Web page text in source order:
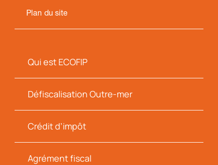
Plan du site
Qui est ECOFIP
Défiscalisation Outre-mer
Crédit d’impôt
Agrément fiscal